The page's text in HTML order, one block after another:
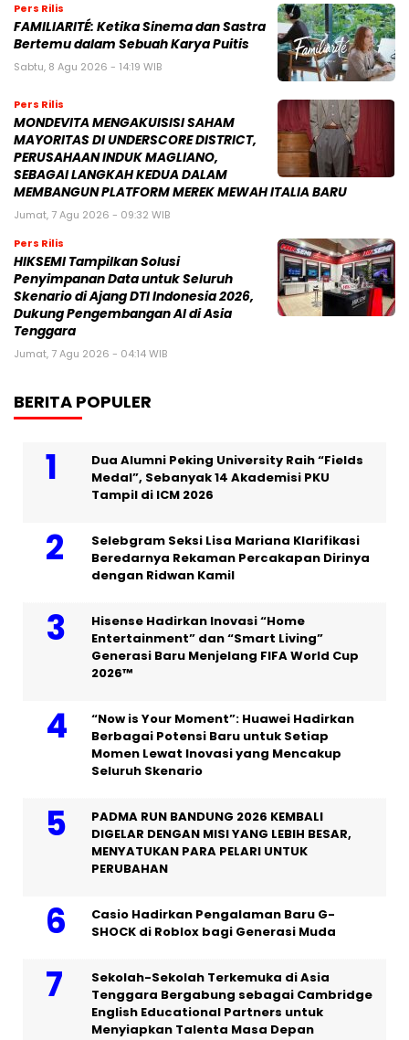
Pers Rilis
FAMILIARITÉ: Ketika Sinema dan Sastra
Bertemu dalam Sebuah Karya Puitis
Sabtu, 8 Agu 2026 - 14:19 WIB
Pers Rilis
MONDEVITA MENGAKUISISI SAHAM
MAYORITAS DI UNDERSCORE DISTRICT,
PERUSAHAAN INDUK MAGLIANO,
SEBAGAI LANGKAH KEDUA DALAM
MEMBANGUN PLATFORM MEREK MEWAH ITALIA BARU
Jumat, 7 Agu 2026 - 09:32 WIB
Pers Rilis
HIKSEMI Tampilkan Solusi
Penyimpanan Data untuk Seluruh
Skenario di Ajang DTI Indonesia 2026,
Dukung Pengembangan AI di Asia
Tenggara
Jumat, 7 Agu 2026 - 04:14 WIB
BERITA POPULER
Dua Alumni Peking University Raih “Fields
Medal”, Sebanyak 14 Akademisi PKU
Tampil di ICM 2026
Selebgram Seksi Lisa Mariana Klarifikasi
Beredarnya Rekaman Percakapan Dirinya
dengan Ridwan Kamil
Hisense Hadirkan Inovasi “Home
Entertainment” dan “Smart Living”
Generasi Baru Menjelang FIFA World Cup
2026™
“Now is Your Moment”: Huawei Hadirkan
Berbagai Potensi Baru untuk Setiap
Momen Lewat Inovasi yang Mencakup
Seluruh Skenario
PADMA RUN BANDUNG 2026 KEMBALI
DIGELAR DENGAN MISI YANG LEBIH BESAR,
MENYATUKAN PARA PELARI UNTUK
PERUBAHAN
Casio Hadirkan Pengalaman Baru G-
SHOCK di Roblox bagi Generasi Muda
Sekolah-Sekolah Terkemuka di Asia
Tenggara Bergabung sebagai Cambridge
English Educational Partners untuk
Menyiapkan Talenta Masa Depan